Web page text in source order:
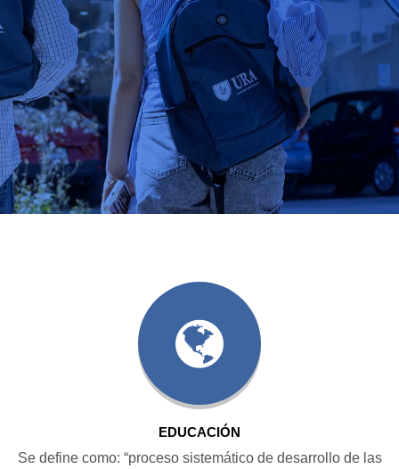
EDUCACIÓN
Se define como: “proceso sistemático de desarrollo de las